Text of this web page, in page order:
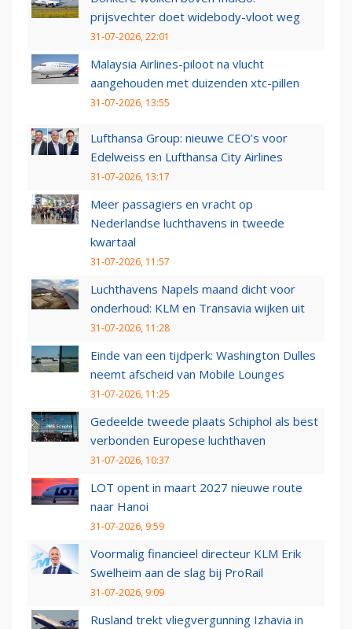
prijsvechter doet widebody-vloot weg
31-07-2026, 22:01
Malaysia Airlines-piloot na vlucht
aangehouden met duizenden xtc-pillen
31-07-2026, 13:55
Lufthansa Group: nieuwe CEO’s voor
Edelweiss en Lufthansa City Airlines
31-07-2026, 13:17
Meer passagiers en vracht op
Nederlandse luchthavens in tweede
kwartaal
31-07-2026, 11:57
Luchthavens Napels maand dicht voor
onderhoud: KLM en Transavia wijken uit
31-07-2026, 11:28
Einde van een tijdperk: Washington Dulles
neemt afscheid van Mobile Lounges
31-07-2026, 11:25
Gedeelde tweede plaats Schiphol als best
verbonden Europese luchthaven
31-07-2026, 10:37
LOT opent in maart 2027 nieuwe route
naar Hanoi
31-07-2026, 9:59
Voormalig financieel directeur KLM Erik
Swelheim aan de slag bij ProRail
31-07-2026, 9:09
Rusland trekt vliegvergunning Izhavia in